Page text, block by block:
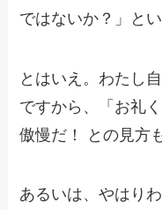
ではないか？」と
とはいえ。わたし
ですから、「お礼
傲慢だ！ との見方
あるいは、やはり